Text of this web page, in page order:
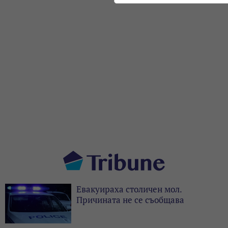
Евакуираха столичен мол.
Причината не се съобщава